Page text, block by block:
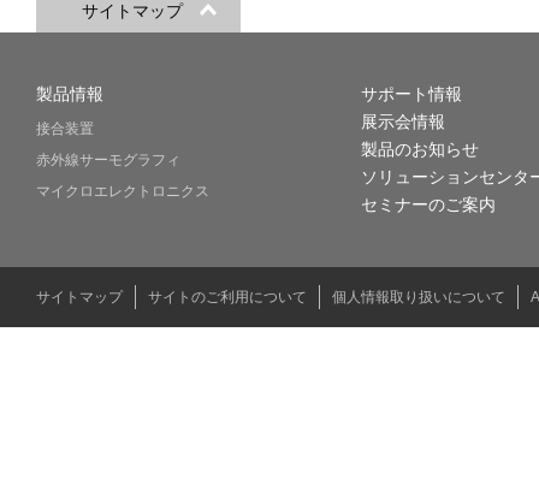
サイトマップ
製品情報
接合装置
赤外線サーモグラフィ
マイクロエレクトロニクス
サポート情報
展示会情報
製品のお知らせ
ソリューションセンタ
セミナーのご案内
サイトマップ サイトのご利用について 個人情報取り扱いについて